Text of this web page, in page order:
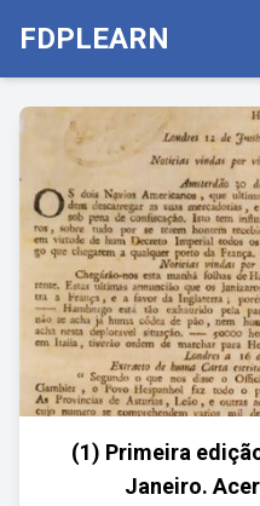
FDPLEARN
(1) Primeira
Janeiro.